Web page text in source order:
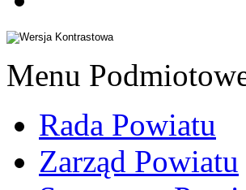
Menu
Rada Powiatu
Zarząd Powiatu